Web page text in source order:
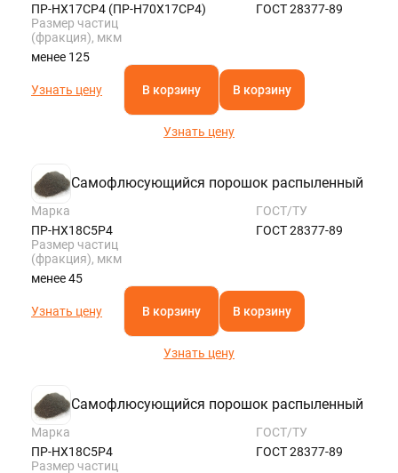
ПР-НХ17СР4 (ПР-Н70Х17СР4)
ГОСТ 28377-89
Размер частиц
(фракция), мкм
менее 125
Узнать цену В корзину В корзину
Узнать цену
Самофлюсующийся порошок распыленный
Марка
ПР-НХ18С5Р4
ГОСТ/ТУ
ГОСТ 28377-89
Размер частиц
(фракция), мкм
менее 45
Узнать цену В корзину В корзину
Узнать цену
Самофлюсующийся порошок распыленный
Марка
ПР-НХ18С5Р4
ГОСТ/ТУ
ГОСТ 28377-89
Размер частиц